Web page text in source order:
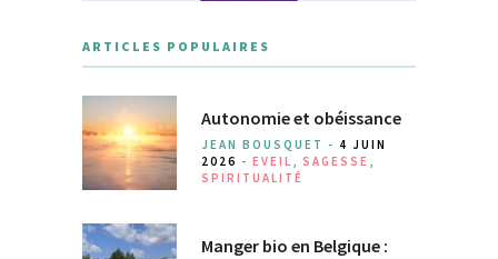
ARTICLES POPULAIRES
Autonomie et obéissance
JEAN BOUSQUET - 4 JUIN
2026 - EVEIL , SAGESSE ,
SPIRITUALITÉ
Manger bio en Belgique :